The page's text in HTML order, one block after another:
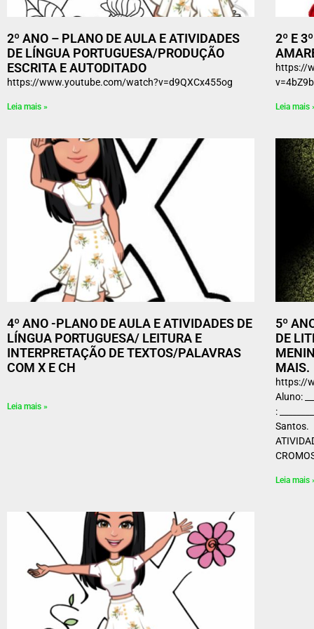
2º ANO – PLANO DE AULA E ATIVIDADES
DE LÍNGUA PORTUGUESA/PRODUÇÃO
ESCRITA E AUTODITADO
https://www.youtube.com/watch?v=d9QXCx455og
Leia mais »
2º E
https://
Leia mais
4º ANO -PLANO DE AULA E ATIVIDADES DE
LÍNGUA PORTUGUESA/ LEITURA E
INTERPRETAÇÃO DE TEXTOS/PALAVRAS
COM X E CH
Leia mais »
5º
DE
MAIS.
https://
Aluno:
:
Leia mais